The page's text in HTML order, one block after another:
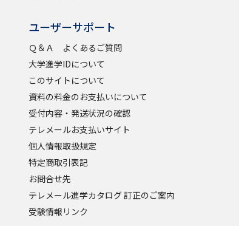
資料検索
ユーザーサポート
Ｑ＆Ａ よくあるご質問
大学進学IDについて
このサイトについて
資料の料金のお支払いについて
受付内容・発送状況の確認
テレメールお支払いサイト
個人情報取扱規定
特定商取引表記
お問合せ先
テレメール進学カタログ 訂正のご案内
受験情報リンク